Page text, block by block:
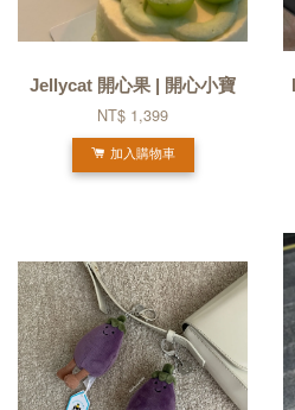
Jellycat 開心果 | 開心小寶
NT$ 1,399
加入購物車